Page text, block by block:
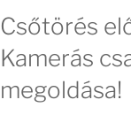
Csőtörés
Kamerás
megoldása!